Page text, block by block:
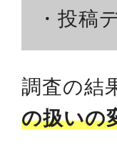
・投稿
調査の結
の扱いの